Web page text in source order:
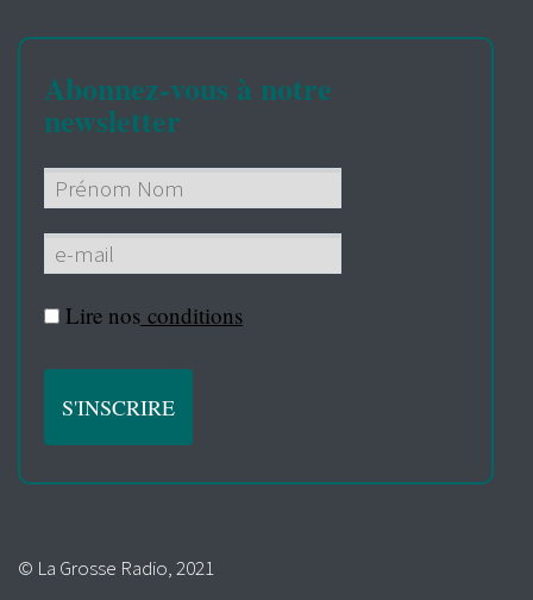
Abonnez-vous à notre
newsletter
Lire nos conditions
© La Grosse Radio, 2021